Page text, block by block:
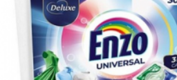
Oro gaivikliai,
Šluostės,
Gertuvės,